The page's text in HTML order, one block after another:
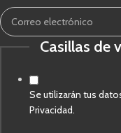
Correo
Casillas
Casillas de
Se utilizarán tus
Privacidad.